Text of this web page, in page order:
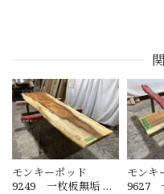
モンキーポッド
9249 一枚板無垢 乾
モンキ
9627